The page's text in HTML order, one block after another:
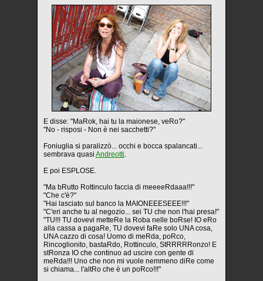
E disse: "MaRok, hai tu la maionese, veRo?"
"No - risposi - Non è nei sacchetti?"
Foniuglia si paralizzò... occhi e bocca spalancati...
sembrava quasi Andreotti.
E poi ESPLOSE.
"Ma bRutto Rottinculo faccia di meeeeRdaaa!!!"
"Che c'è?"
"Hai lasciato sul banco la MAIONEEESEEE!!!"
"C'eri anche tu al negozio... sei TU che non l'hai presa!"
"TU!!! TU dovevi metteRe la Roba nelle boRse! IO eRo
alla cassa a pagaRe, TU dovevi faRe solo UNA cosa,
UNA cazzo di cosa! Uomo di meRda, poRco,
Rincoglionito, bastaRdo, Rottinculo, StRRRRRonzo! E
stRonza IO che continuo ad uscire con gente di
meRda!!! Uno che non mi vuole nemmeno diRe come
si chiama... l'altRo che è un poRco!!!"